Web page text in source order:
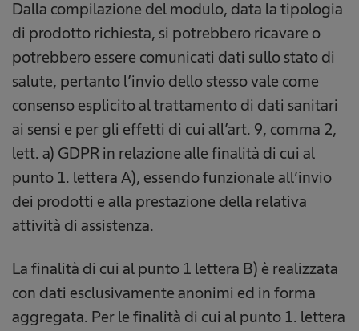
Dalla compilazione del modulo, data la tipologia
di prodotto richiesta, si potrebbero ricavare o
potrebbero essere comunicati dati sullo stato di
salute, pertanto l’invio dello stesso vale come
consenso esplicito al trattamento di dati sanitari
ai sensi e per gli effetti di cui all’art. 9, comma 2,
lett. a) GDPR in relazione alle finalità di cui al
punto 1. lettera A), essendo funzionale all’invio
dei prodotti e alla prestazione della relativa
attività di assistenza.
La finalità di cui al punto 1 lettera B) è realizzata
con dati esclusivamente anonimi ed in forma
aggregata. Per le finalità di cui al punto 1. lettera